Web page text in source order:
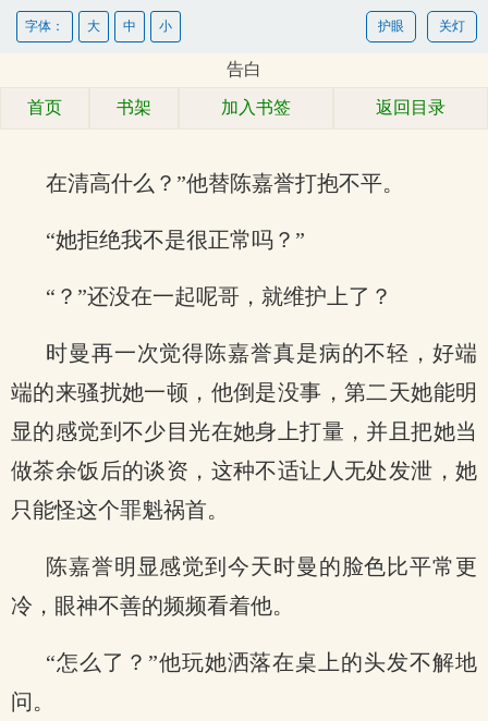
关灯
护眼
字体： 大 中 小
告白
首页 书架 加入书签 返回目录
在清高什么？”他替陈嘉誉打抱不平。
“她拒绝我不是很正常吗？”
“？”还没在一起呢哥，就维护上了？
时曼再一次觉得陈嘉誉真是病的不轻，好端
端的来骚扰她一顿，他倒是没事，第二天她能明
显的感觉到不少目光在她身上打量，并且把她当
做茶余饭后的谈资，这种不适让人无处发泄，她
只能怪这个罪魁祸首。
陈嘉誉明显感觉到今天时曼的脸色比平常更
冷，眼神不善的频频看着他。
“怎么了？”他玩她洒落在桌上的头发不解地
问。